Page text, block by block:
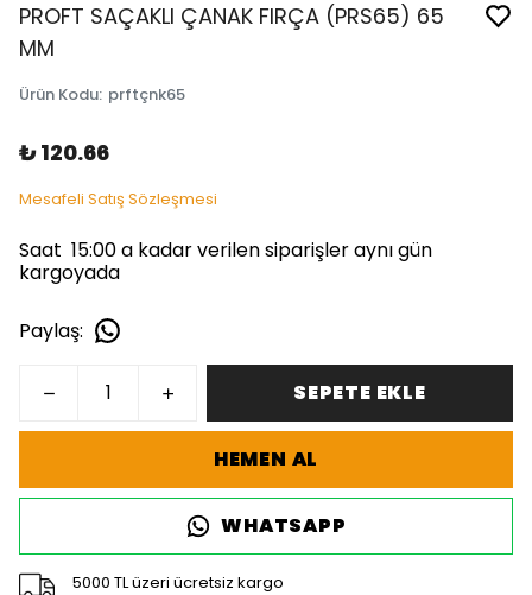
PROFT SAÇAKLI ÇANAK FIRÇA (PRS65) 65
MM
Ürün Kodu: prftçnk65
₺ 120.66
Mesafeli Satış Sözleşmesi
Saat 15:00 a kadar verilen siparişler aynı gün
kargoyada
Paylaş:
SEPETE EKLE
HEMEN AL
WHATSAPP
5000 TL üzeri ücretsiz kargo